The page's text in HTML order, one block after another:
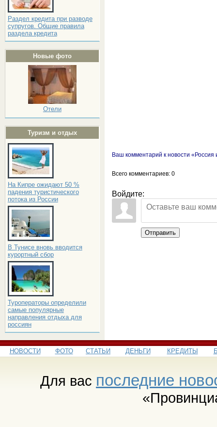
Раздел кредита при разводе
супругов. Общие правила
раздела кредита
Новые фото
Отели
Туризм и отдых
На Кипре ожидают 50 %
падения туристического
потока из России
В Тунисе вновь вводится
курортный сбор
Туроператоры определили
самые популярные
направления отдыха для
россиян
Ваш комментарий к новости
Всего комментариев: 0
Войдите:
Отправить
НОВОСТИ ФОТО СТАТЬИ ДЕНЬГИ КРЕДИТЫ
Для вас последние